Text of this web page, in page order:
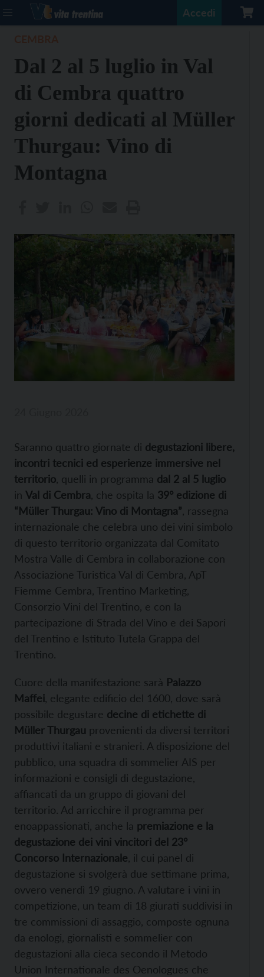
Accedi
Dal 2 al 5 luglio in Val
di Cembra quattro
giorni dedicati al Müller
Thurgau: Vino di
Montagna
Saranno quattro giornate di degustazioni libere,
incontri tecnici ed esperienze immersive nel
territorio , quelli in programma dal 2 al 5 luglio
in Val di Cembra , che ospita la 39° edizione di
“Müller Thurgau: Vino di Montagna” , rassegna
internazionale che celebra uno dei vini simbolo
di questo territorio organizzata dal Comitato
Mostra Valle di Cembra in collaborazione con
Associazione Turistica Val di Cembra, ApT
Fiemme Cembra, Trentino Marketing,
Consorzio Vini del Trentino, e con la
partecipazione di Strada del Vino e dei Sapori
del Trentino e Istituto Tutela Grappa del
Trentino.
Cuore della manifestazione sarà Palazzo
Maffei , elegante edificio del 1600, dove sarà
possibile degustare decine di etichette di
Müller Thurgau provenienti da diversi territori
produttivi italiani e stranieri. A disposizione del
pubblico, una squadra di sommelier AIS per
informazioni e consigli di degustazione,
affiancati da un gruppo di giovani del
territorio. Ad arricchire il programma per
enoappassionati, anche la premiazione e la
degustazione dei vini vincitori del 23°
Concorso Internazionale , il cui panel di
degustazione si svolgerà due settimane prima,
ovvero venerdì 19 giugno. A valutare i vini in
competizione, un team di 18 giurati suddivisi in
tre commissioni di assaggio, composte ognuna
da enologi, giornalisti e sommelier con
degustazioni alla cieca secondo il Metodo
Union Internationale des Oenologues che